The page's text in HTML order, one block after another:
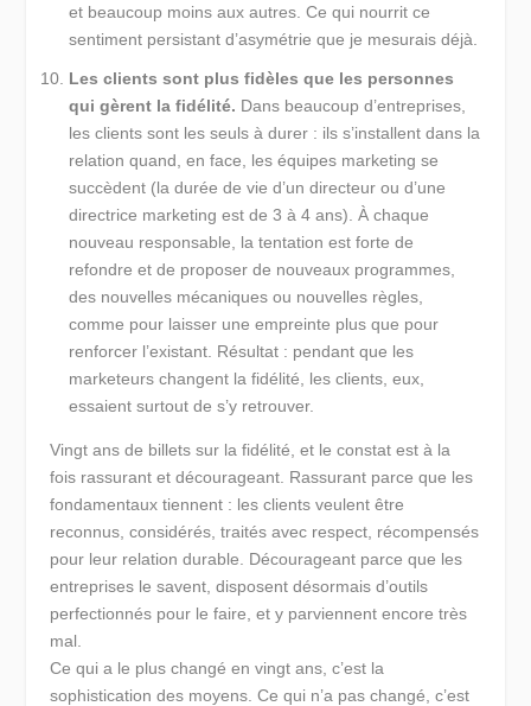
et beaucoup moins aux autres. Ce qui nourrit ce
sentiment persistant d’asymétrie que je mesurais déjà.
Les clients sont plus fidèles que les personnes
qui gèrent la fidélité. Dans beaucoup d’entreprises,
les clients sont les seuls à durer : ils s’installent dans la
relation quand, en face, les équipes marketing se
succèdent (la durée de vie d’un directeur ou d’une
directrice marketing est de 3 à 4 ans). À chaque
nouveau responsable, la tentation est forte de
refondre et de proposer de nouveaux programmes,
des nouvelles mécaniques ou nouvelles règles,
comme pour laisser une empreinte plus que pour
renforcer l’existant. Résultat : pendant que les
marketeurs changent la fidélité, les clients, eux,
essaient surtout de s’y retrouver.
Vingt ans de billets sur la fidélité, et le constat est à la
fois rassurant et décourageant. Rassurant parce que les
fondamentaux tiennent : les clients veulent être
reconnus, considérés, traités avec respect, récompensés
pour leur relation durable. Décourageant parce que les
entreprises le savent, disposent désormais d’outils
perfectionnés pour le faire, et y parviennent encore très
mal.
Ce qui a le plus changé en vingt ans, c’est la
sophistication des moyens. Ce qui n’a pas changé, c’est